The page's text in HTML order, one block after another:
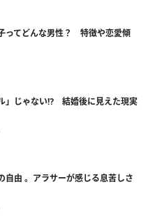
ってどんな男性？ 特徴や恋愛傾
」じゃない⁉ 結婚後に見えた現実
自由 。アラサーが感じる息苦しさ